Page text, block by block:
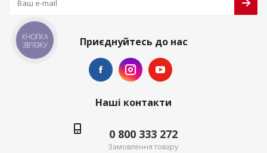
Приєднуйтесь до нас
Наші контакти
0 800 333 272
Замовлення товару
КНОПКА
ЗВ'ЯЗКУ